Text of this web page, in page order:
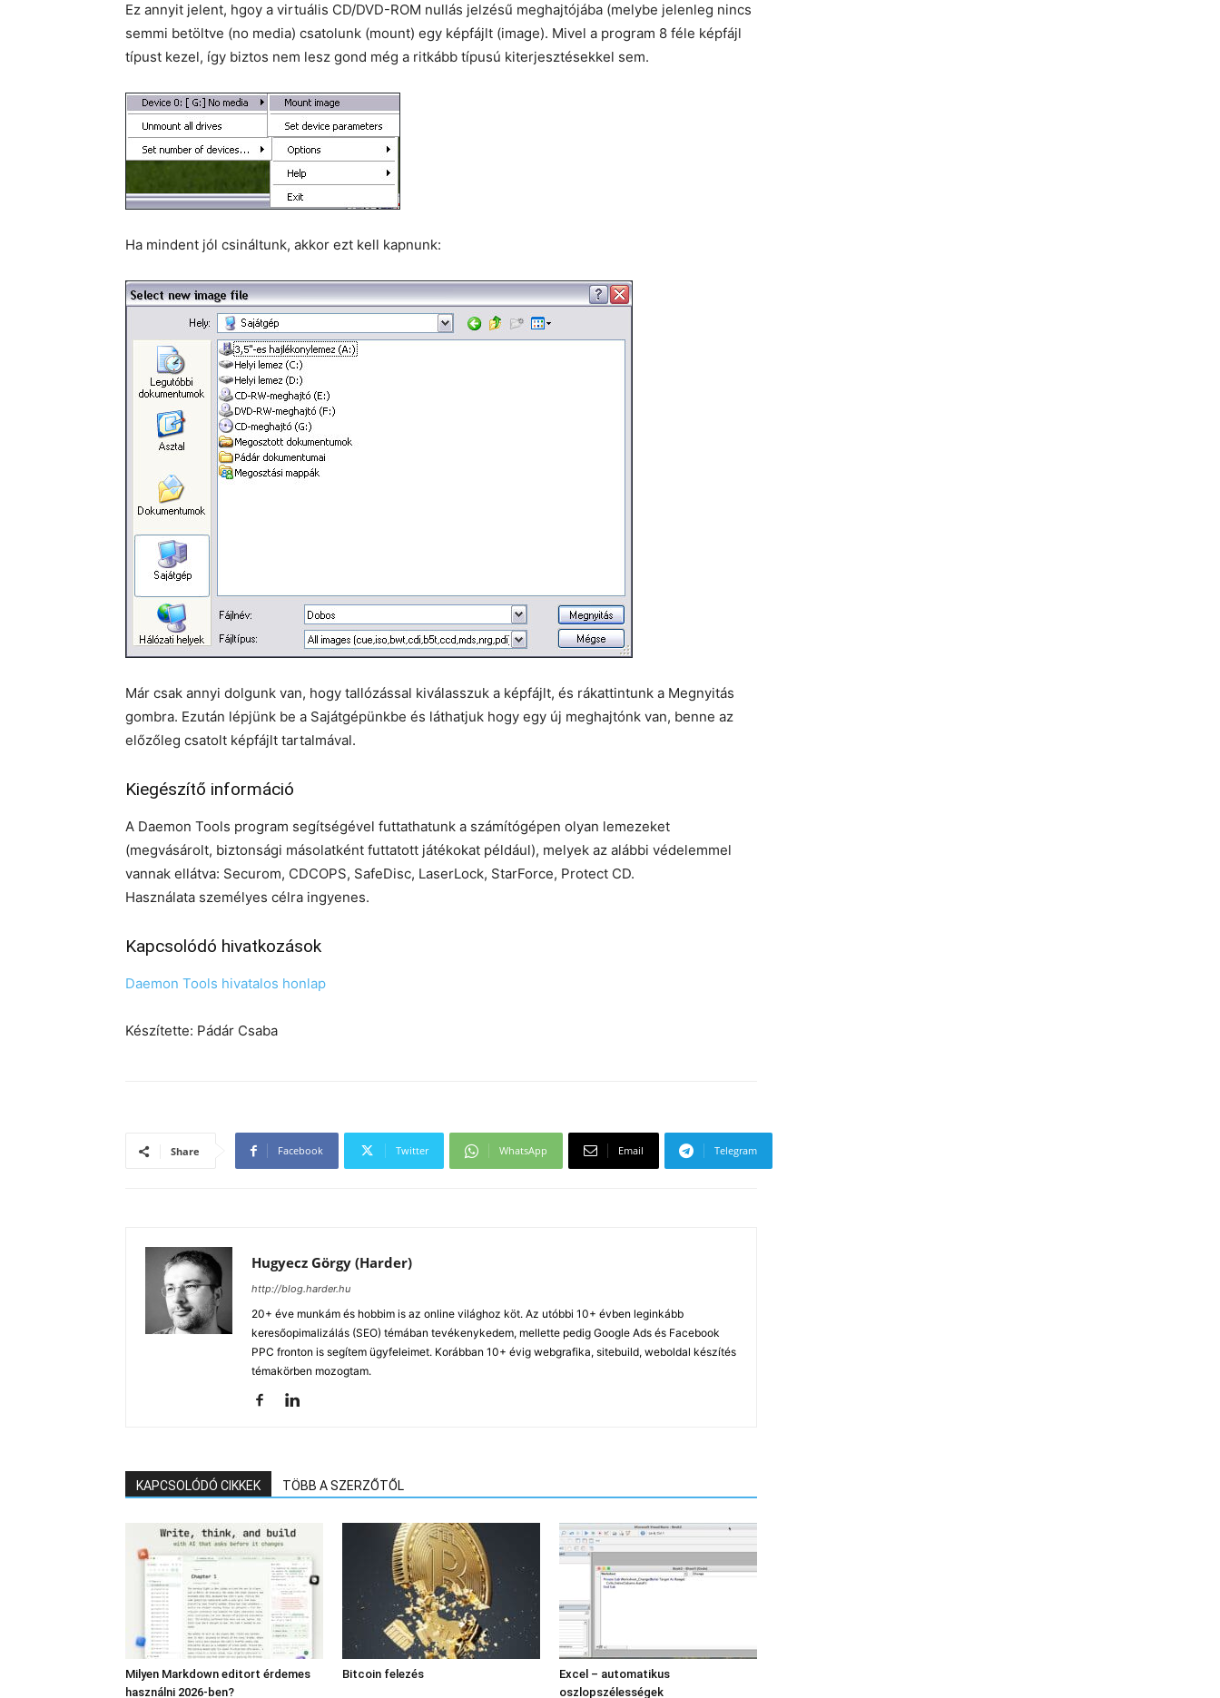
Ez annyit jelent, hgoy a virtuális CD/DVD-ROM nullás jelzésű meghajtójába (melybe jelenleg nincs
semmi betöltve (no media) csatolunk (mount) egy képfájlt (image). Mivel a program 8 féle képfájl
típust kezel, így biztos nem lesz gond még a ritkább típusú kiterjesztésekkel sem.
Ha mindent jól csináltunk, akkor ezt kell kapnunk:
Már csak annyi dolgunk van, hogy tallózással kiválasszuk a képfájlt, és rákattintunk a Megnyitás
gombra. Ezután lépjünk be a Sajátgépünkbe és láthatjuk hogy egy új meghajtónk van, benne az
előzőleg csatolt képfájlt tartalmával.
Kiegészítő információ
A Daemon Tools program segítségével futtathatunk a számítógépen olyan lemezeket
(megvásárolt, biztonsági másolatként futtatott játékokat például), melyek az alábbi védelemmel
vannak ellátva: Securom, CDCOPS, SafeDisc, LaserLock, StarForce, Protect CD.
Használata személyes célra ingyenes.
Kapcsolódó hivatkozások
Daemon Tools hivatalos honlap
Készítette: Pádár Csaba
Share Facebook Twitter WhatsApp Email Telegram
Hugyecz Görgy (Harder)
http://blog.harder.hu
20+ éve munkám és hobbim is az online világhoz köt. Az utóbbi 10+ évben leginkább
keresőopimalizálás (SEO) témában tevékenykedem, mellette pedig Google Ads és Facebook
PPC fronton is segítem ügyfeleimet. Korábban 10+ évig webgrafika, sitebuild, weboldal készítés
témakörben mozogtam.
KAPCSOLÓDÓ CIKKEK TÖBB A SZERZŐTŐL
Milyen Markdown editort érdemes
használni 2026-ben?
Bitcoin felezés
Excel – automatikus
oszlopszélességek